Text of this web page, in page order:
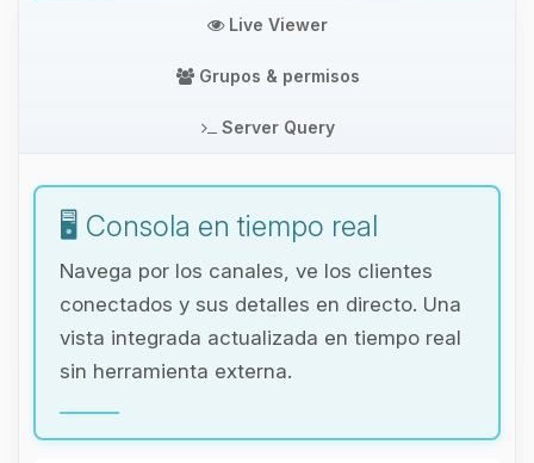
Live Viewer
Grupos & permisos
Server Query
🖥️ Consola en tiempo real
Navega por los canales, ve los clientes
conectados y sus detalles en directo. Una
vista integrada actualizada en tiempo real
sin herramienta externa.